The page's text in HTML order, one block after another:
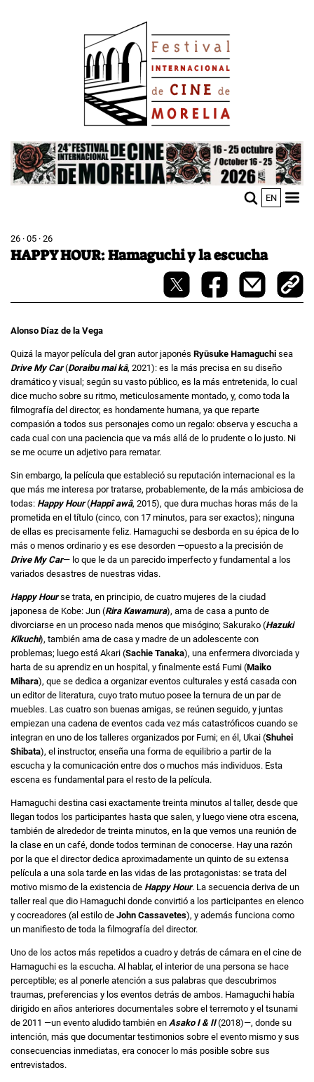
Image
EN
26 · 05 · 26
HAPPY HOUR: Hamaguchi y la escucha
Alonso Díaz de la Vega
Quizá la mayor película del gran autor japonés Ryūsuke Hamaguchi sea
Drive My Car(Doraibu mai kâ, 2021): es la más precisa en su diseño
dramático y visual; según su vasto público, es la más entretenida, lo cual
dice mucho sobre su ritmo, meticulosamente montado, y, como toda la
filmografía del director, es hondamente humana, ya que reparte
compasión a todos sus personajes como un regalo: observa y escucha a
cada cual con una paciencia que va más allá de lo prudente o lo justo. Ni
se me ocurre un adjetivo para rematar.
Sin embargo, la película que estableció su reputación internacional es la
que más me interesa por tratarse, probablemente, de la más ambiciosa de
todas: Happy Hour(Happî awâ, 2015), que dura muchas horas más de la
prometida en el título (cinco, con 17 minutos, para ser exactos); ninguna
de ellas es precisamente feliz. Hamaguchi se desborda en su épica de lo
más o menos ordinario y es ese desorden —opuesto a la precisión de
Drive My Car— lo que le da un parecido imperfecto y fundamental a los
variados desastres de nuestras vidas.
Happy Hourse trata, en principio, de cuatro mujeres de la ciudad
japonesa de Kobe: Jun (Rira Kawamura), ama de casa a punto de
divorciarse en un proceso nada menos que misógino; Sakurako (Hazuki
Kikuchi), también ama de casa y madre de un adolescente con
problemas; luego está Akari (Sachie Tanaka), una enfermera divorciada y
harta de su aprendiz en un hospital, y finalmente está Fumi (Maiko
Mihara), que se dedica a organizar eventos culturales y está casada con
un editor de literatura, cuyo trato mutuo posee la ternura de un par de
muebles. Las cuatro son buenas amigas, se reúnen seguido, y juntas
empiezan una cadena de eventos cada vez más catastróficos cuando se
integran en uno de los talleres organizados por Fumi; en él, Ukai (Shuhei
Shibata), el instructor, enseña una forma de equilibrio a partir de la
escucha y la comunicación entre dos o muchos más individuos. Esta
escena es fundamental para el resto de la película.
Hamaguchi destina casi exactamente treinta minutos al taller, desde que
llegan todos los participantes hasta que salen, y luego viene otra escena,
también de alrededor de treinta minutos, en la que vemos una reunión de
la clase en un café, donde todos terminan de conocerse. Hay una razón
por la que el director dedica aproximadamente un quinto de su extensa
película a una sola tarde en las vidas de las protagonistas: se trata del
motivo mismo de la existencia de Happy Hour. La secuencia deriva de un
taller real que dio Hamaguchi donde convirtió a los participantes en elenco
y cocreadores (al estilo de John Cassavetes), y además funciona como
un manifiesto de toda la filmografía del director.
Uno de los actos más repetidos a cuadro y detrás de cámara en el cine de
Hamaguchi es la escucha. Al hablar, el interior de una persona se hace
perceptible; es al ponerle atención a sus palabras que descubrimos
traumas, preferencias y los eventos detrás de ambos. Hamaguchi había
dirigido en años anteriores documentales sobre el terremoto y el tsunami
de 2011 —un evento aludido también en Asako I & II(2018)—, donde su
intención, más que documentar testimonios sobre el evento mismo y sus
consecuencias inmediatas, era conocer lo más posible sobre sus
entrevistados.